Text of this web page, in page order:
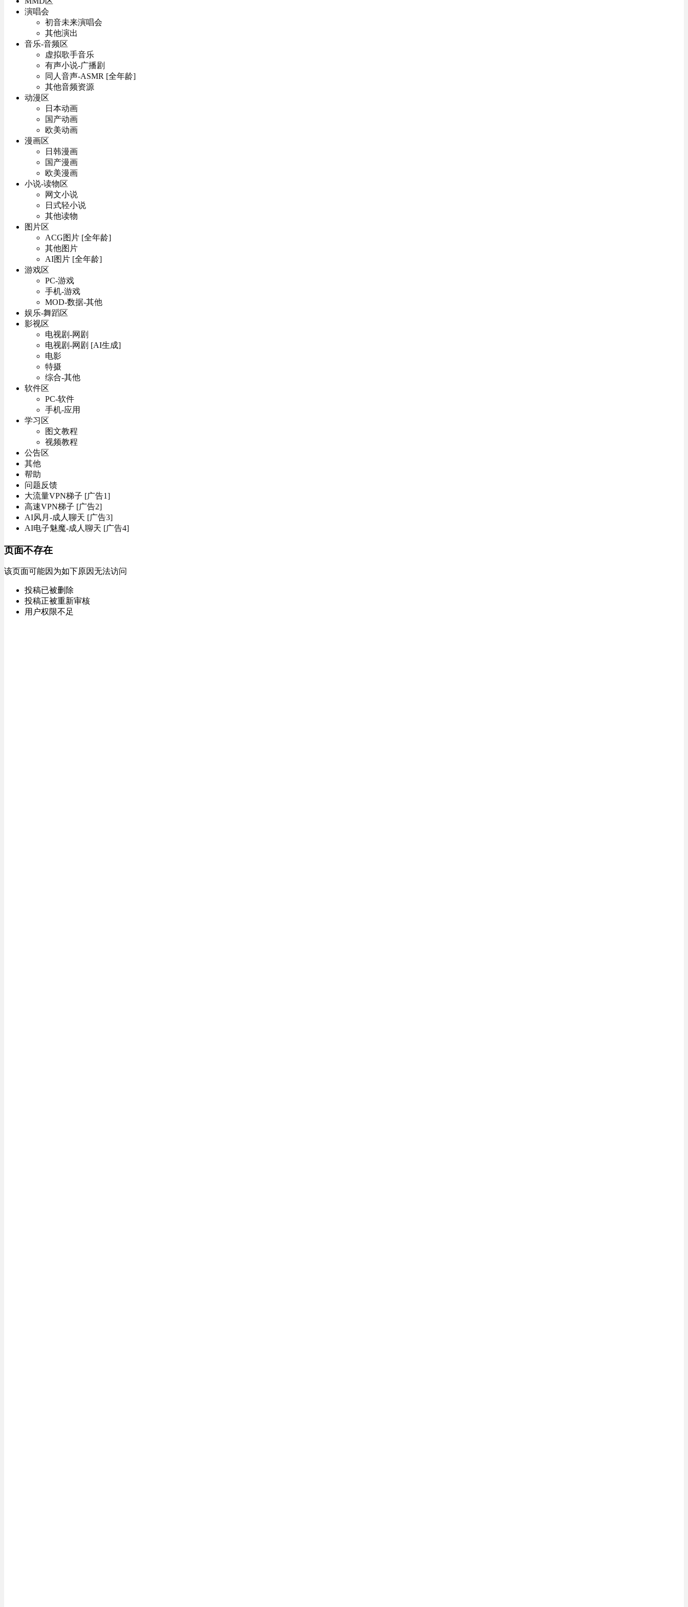
演唱会
初音未来演唱会
其他演出
音乐-音频区
虚拟歌手音乐
有声小说-广播剧
同人音声-ASMR [全年龄]
其他音频资源
动漫区
日本动画
国产动画
欧美动画
漫画区
日韩漫画
国产漫画
欧美漫画
小说-读物区
网文小说
日式轻小说
其他读物
图片区
ACG图片 [全年龄]
其他图片
AI图片 [全年龄]
游戏区
PC-游戏
手机-游戏
MOD-数据-其他
娱乐-舞蹈区
影视区
电视剧-网剧
电视剧-网剧 [AI生成]
电影
特摄
综合-其他
软件区
PC-软件
手机-应用
学习区
图文教程
视频教程
公告区
其他
帮助
问题反馈
大流量VPN梯子 [广告1]
高速VPN梯子 [广告2]
AI风月-成人聊天 [广告3]
AI电子魅魔-成人聊天 [广告4]
页面不存在
该页面可能因为如下原因无法访问
投稿已被删除
投稿正被重新审核
用户权限不足